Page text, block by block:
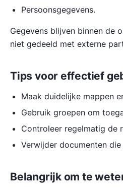
Persoonsgegevens.
Gegevens blijven binnen de
niet gedeeld met externe
Tips voor effectief
Maak duidelijke mappen
Gebruik groepen om
Controleer regelmatig de
Verwijder documenten
Belangrijk om te